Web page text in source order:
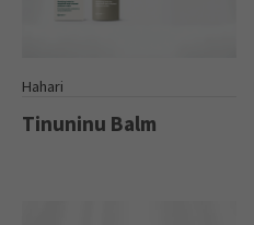
Hahari
Tinuninu Balm